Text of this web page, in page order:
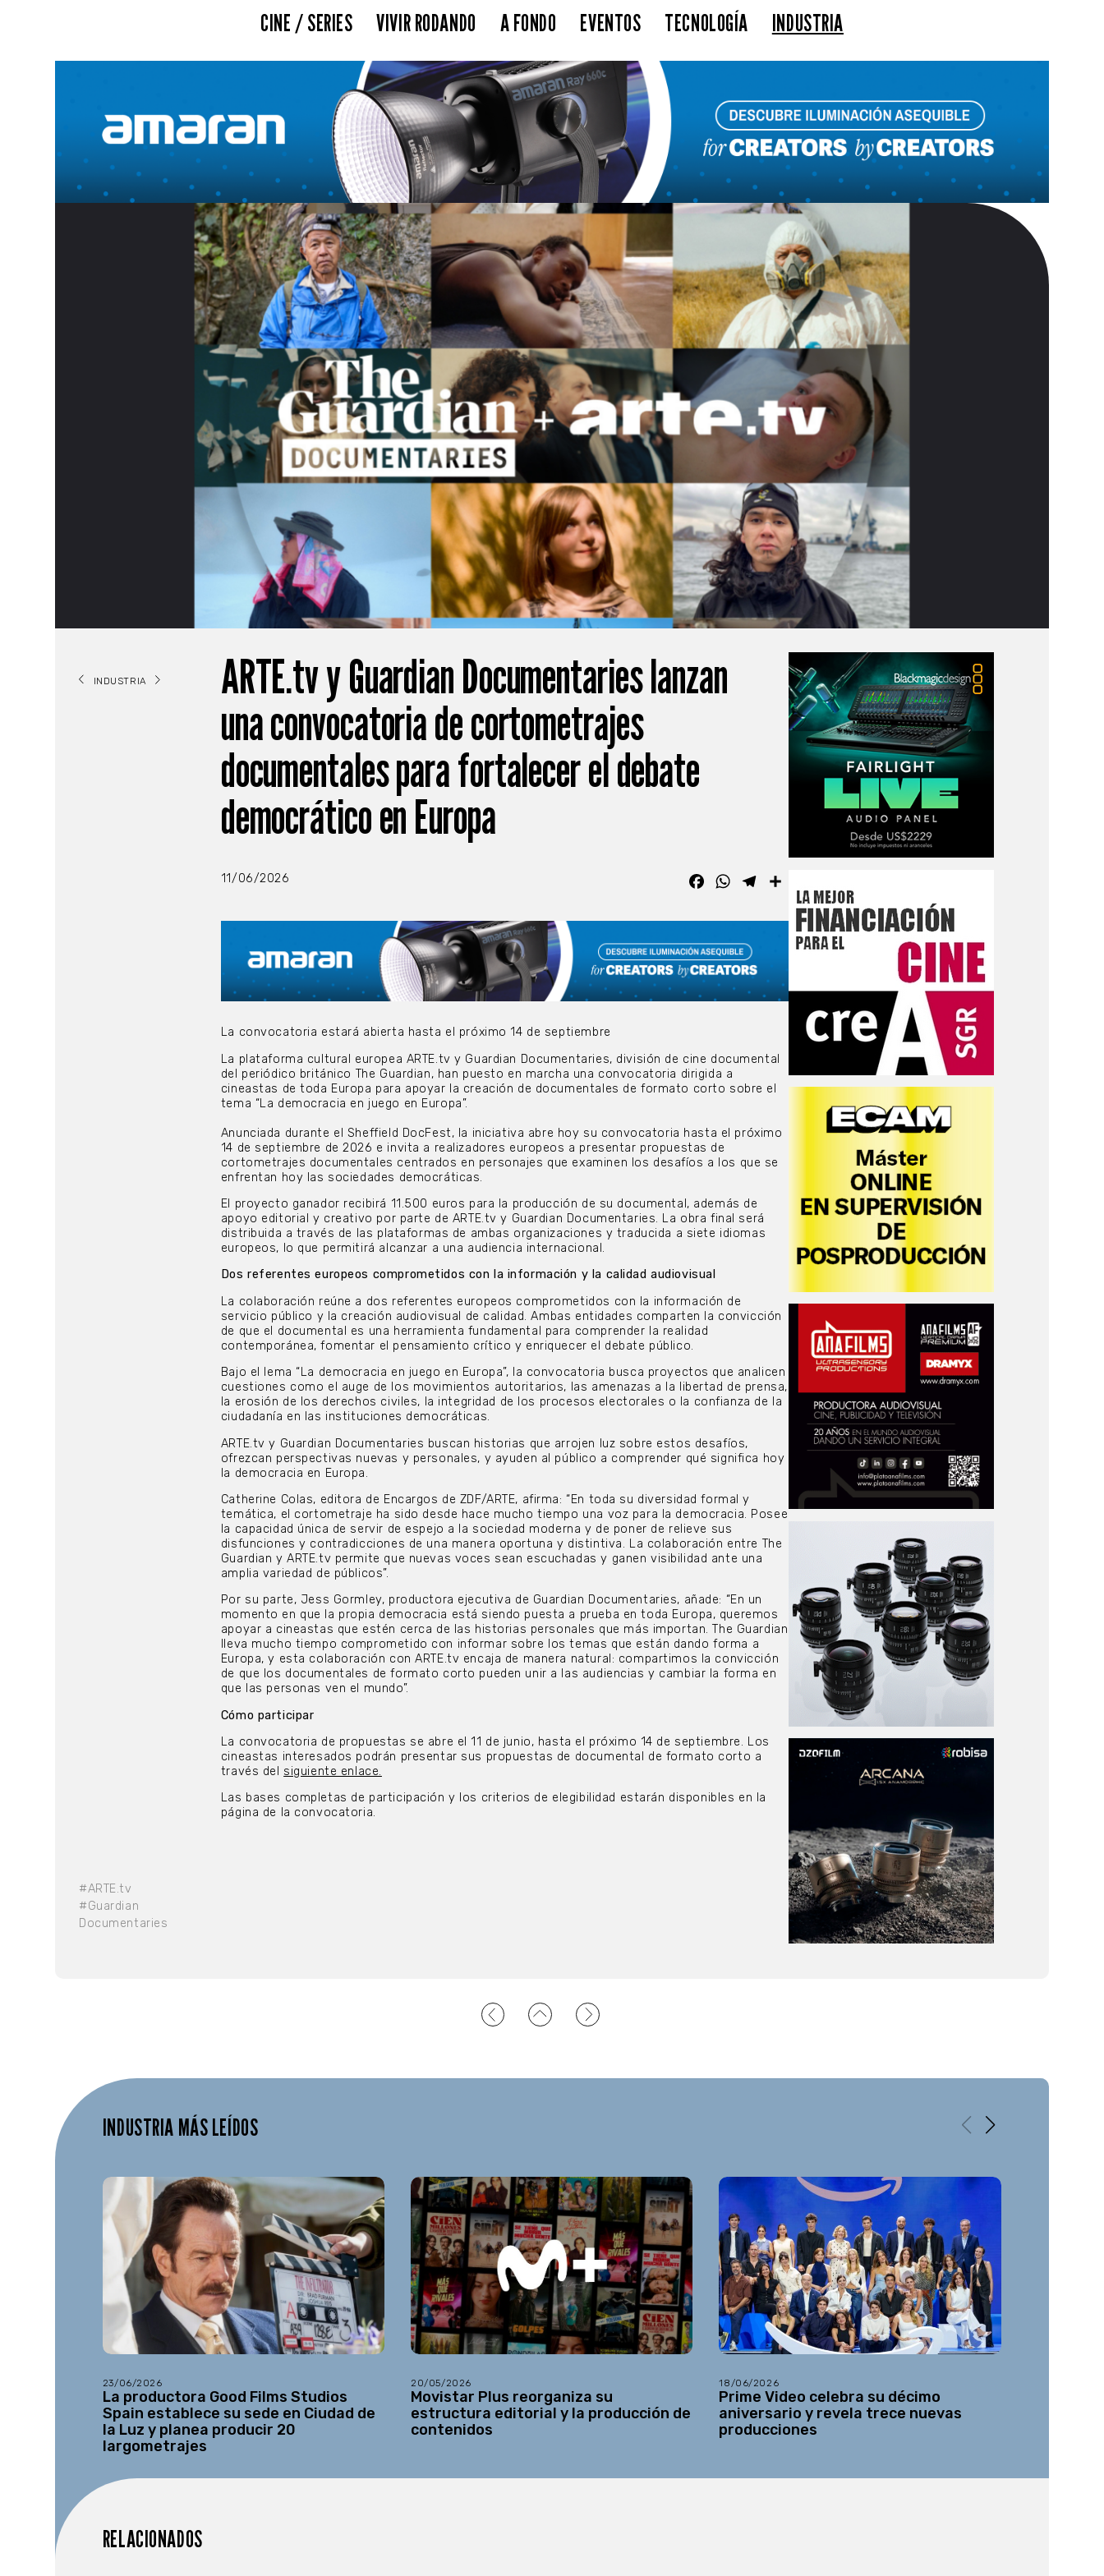
CINE / SERIES VIVIR RODANDO A FONDO EVENTOS TECNOLOGÍA INDUSTRIA
INDUSTRIA
#ARTE.tv
#Guardian
Documentaries
ARTE.tv y Guardian Documentaries lanzan
una convocatoria de cortometrajes
documentales para fortalecer el debate
democrático en Europa
11/06/2026 FacebookWhatsAppTelegram
La convocatoria estará abierta hasta el próximo 14 de septiembre
La plataforma cultural europea ARTE.tv y Guardian Documentaries, división de cine documental
del periódico británico The Guardian, han puesto en marcha una convocatoria dirigida a
cineastas de toda Europa para apoyar la creación de documentales de formato corto sobre el
tema “La democracia en juego en Europa”.
Anunciada durante el Sheffield DocFest, la iniciativa abre hoy su convocatoria hasta el próximo
14 de septiembre de 2026 e invita a realizadores europeos a presentar propuestas de
cortometrajes documentales centrados en personajes que examinen los desafíos a los que se
enfrentan hoy las sociedades democráticas.
El proyecto ganador recibirá 11.500 euros para la producción de su documental, además de
apoyo editorial y creativo por parte de ARTE.tv y Guardian Documentaries. La obra final será
distribuida a través de las plataformas de ambas organizaciones y traducida a siete idiomas
europeos, lo que permitirá alcanzar a una audiencia internacional.
Dos referentes europeos comprometidos con la información y la calidad audiovisual
La colaboración reúne a dos referentes europeos comprometidos con la información de
servicio público y la creación audiovisual de calidad. Ambas entidades comparten la convicción
de que el documental es una herramienta fundamental para comprender la realidad
contemporánea, fomentar el pensamiento crítico y enriquecer el debate público.
Bajo el lema “La democracia en juego en Europa”, la convocatoria busca proyectos que analicen
cuestiones como el auge de los movimientos autoritarios, las amenazas a la libertad de prensa,
la erosión de los derechos civiles, la integridad de los procesos electorales o la confianza de la
ciudadanía en las instituciones democráticas.
ARTE.tv y Guardian Documentaries buscan historias que arrojen luz sobre estos desafíos,
ofrezcan perspectivas nuevas y personales, y ayuden al público a comprender qué significa hoy
la democracia en Europa.
Catherine Colas, editora de Encargos de ZDF/ARTE, afirma: “En toda su diversidad formal y
temática, el cortometraje ha sido desde hace mucho tiempo una voz para la democracia. Posee
la capacidad única de servir de espejo a la sociedad moderna y de poner de relieve sus
disfunciones y contradicciones de una manera oportuna y distintiva. La colaboración entre The
Guardian y ARTE.tv permite que nuevas voces sean escuchadas y ganen visibilidad ante una
amplia variedad de públicos”.
Por su parte, Jess Gormley, productora ejecutiva de Guardian Documentaries, añade: “En un
momento en que la propia democracia está siendo puesta a prueba en toda Europa, queremos
apoyar a cineastas que estén cerca de las historias personales que más importan. The Guardian
lleva mucho tiempo comprometido con informar sobre los temas que están dando forma a
Europa, y esta colaboración con ARTE.tv encaja de manera natural: compartimos la convicción
de que los documentales de formato corto pueden unir a las audiencias y cambiar la forma en
que las personas ven el mundo”.
Cómo participar
La convocatoria de propuestas se abre el 11 de junio, hasta el próximo 14 de septiembre. Los
cineastas interesados podrán presentar sus propuestas de documental de formato corto a
través del siguiente enlace.
Las bases completas de participación y los criterios de elegibilidad estarán disponibles en la
página de la convocatoria.
INDUSTRIA MÁS LEÍDOS
23/06/2026
La productora Good Films Studios
Spain establece su sede en Ciudad de
la Luz y planea producir 20
largometrajes
20/05/2026
Movistar Plus reorganiza su
estructura editorial y la producción de
contenidos
18/06/2026
Prime Video celebra su décimo
aniversario y revela trece nuevas
producciones
RELACIONADOS